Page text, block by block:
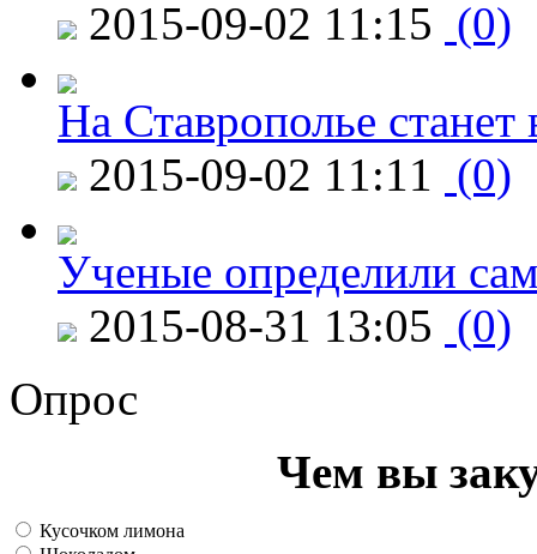
2015-09-02 11:15 (0)
На Ставрополье
2015-09-02 11:11 (0)
Ученые определили
2015-08-31 13:05 (0)
Опрос
Чем вы
Кусочком лимона